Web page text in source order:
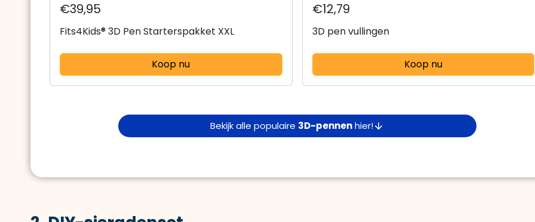
€39,95
Fits4Kids® 3D Pen Starterspakket XXL
Koop nu
€12,79
3D pen vullingen
Koop nu
Bekijk alle populaire 3D-pennenhier!